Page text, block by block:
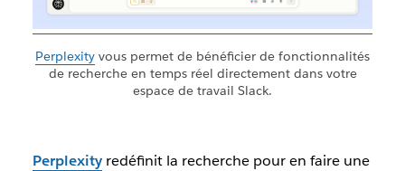
Perplexity vous permet de bénéficier de fonctionnalités
de recherche en temps réel directement dans votre
espace de travail Slack.
Perplexityredéfinit la recherche pour en faire une